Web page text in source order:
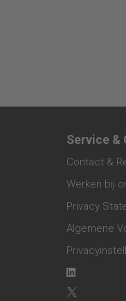
Service &
Contact &
Werken bij
Privacy
Algemene